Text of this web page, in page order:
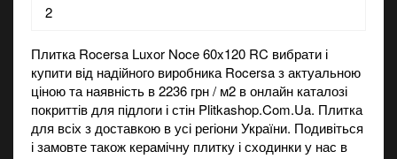
2
Плитка Rocersa Luxor Noce 60x120 RC вибрати і
купити від надійного виробника Rocersa з актуальною
ціною та наявність в 2236 грн / м2 в онлайн каталозі
покриттів для підлоги і стін Plitkashop.Com.Ua. Плитка
для всіх з доставкою в усі регіони України. Подивіться
і замовте також керамічну плитку ісходинкиу нас в